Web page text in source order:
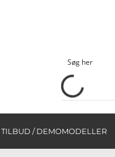
TILBUD / DEMOMODELLER